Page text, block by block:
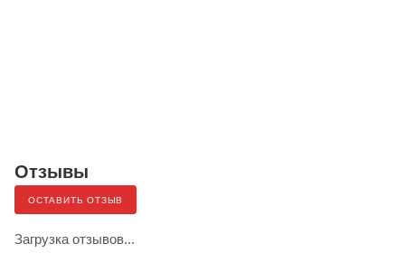
Отзывы
ОСТАВИТЬ ОТЗЫВ
Загрузка отзывов...